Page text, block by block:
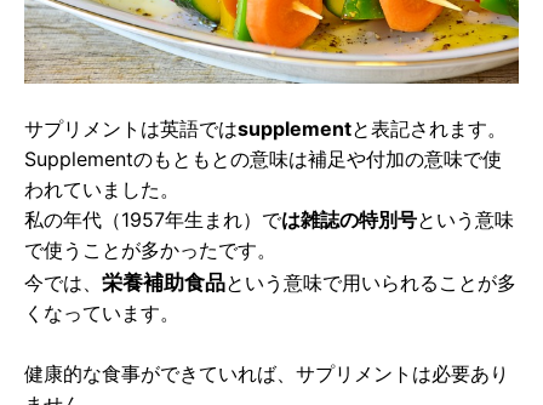
サプリメントは英語ではsupplementと表記されます。
Supplementのもともとの意味は補足や付加の意味で使
われていました。
私の年代（1957年生まれ）では雑誌の特別号という意味
で使うことが多かったです。
今では、 栄養補助食品という意味で用いられることが多
くなっています。
健康的な食事ができていれば、サプリメントは必要あり